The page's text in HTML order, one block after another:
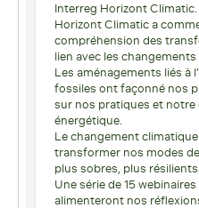
Interreg Horizont Climatic.
Horizont Climatic a
compréhension des
lien avec les changements
Les aménagements liés à
fossiles ont façonné nos
sur nos pratiques et
énergétique.
Le changement
transformer nos modes
plus sobres, plus
Une série de 15
alimenteront nos